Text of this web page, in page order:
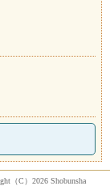
（C）2026 Shobunsha